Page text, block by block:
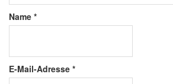
Name *
E-Mail-Adresse *